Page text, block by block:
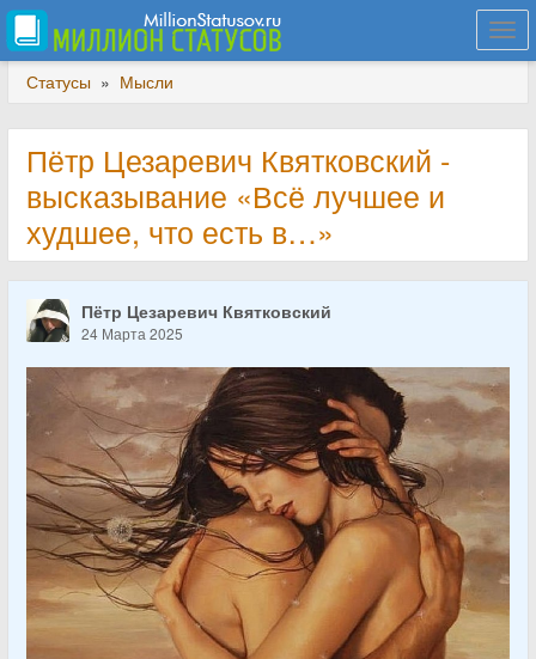
Статусы » Мысли
Пётр Цезаревич Квятковский -
высказывание «Всё лучшее и
худшее, что есть в…»
Пётр Цезаревич Квятковский
24 Марта 2025